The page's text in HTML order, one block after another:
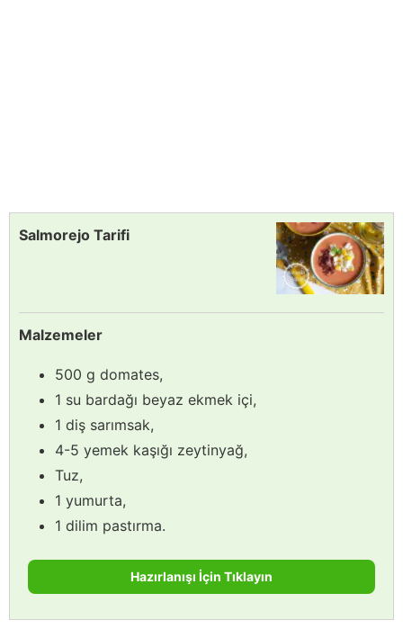
Salmorejo Tarifi
Malzemeler
500 g domates,
1 su bardağı beyaz ekmek içi,
1 diş sarımsak,
4-5 yemek kaşığı zeytinyağ,
Tuz,
1 yumurta,
1 dilim pastırma.
Hazırlanışı İçin Tıklayın